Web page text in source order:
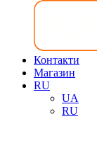
Контакти
Магазин
RU
UA
RU